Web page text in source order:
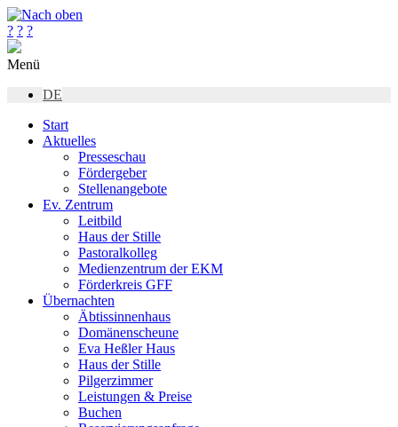
? ? ?
Menü
DE
Start
Aktuelles
Presseschau
Fördergeber
Stellenangebote
Ev. Zentrum
Leitbild
Haus der Stille
Pastoralkolleg
Medienzentrum der EKM
Förderkreis GFF
Übernachten
Äbtissinnenhaus
Domänenscheune
Eva Heßler Haus
Haus der Stille
Pilgerzimmer
Leistungen & Preise
Buchen